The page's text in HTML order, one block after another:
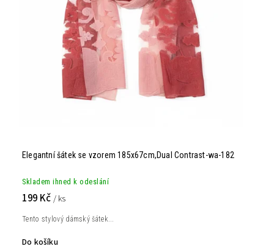
Elegantní šátek se vzorem 185x67cm,Dual Contrast-wa-182
Skladem ihned k odeslání
199 Kč / ks
Do košíku
Tento stylový dámský šátek...